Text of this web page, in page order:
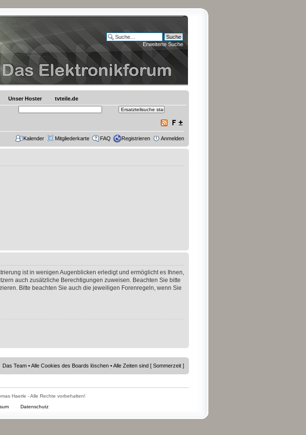
Erweiterte Suche
Unser Hoster tvteile.de
Kalender Mitgliederkarte FAQ Registrieren Anmelden
ist in wenigen Augenblicken erledigt und ermöglicht es Ihnen,
auch zusätzliche Berechtigungen zuweisen. Beachten Sie bitte
Bitte beachten Sie auch die jeweiligen Forenregeln, wenn Sie
Das Team •Alle Cookies des Boards löschen • Alle Zeiten sind [ Sommerzeit ]
Haerle - Alle Rechte vorbehalten!
Datenschutz